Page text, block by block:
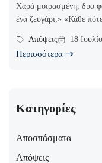
Χαρά μοιρασμένη, δυο
ένα ζευγάρι;» «Κάθε
Απόψεις 18
Περισσότερα
Κατηγορίες
Αποσπάσματα
Απόψεις